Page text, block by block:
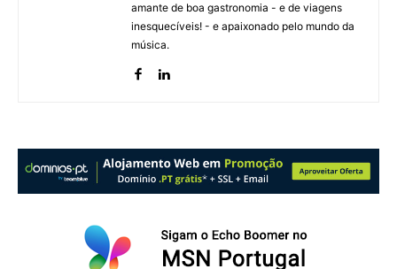
amante de boa gastronomia - e de viagens
inesquecíveis! - e apaixonado pelo mundo da
música.